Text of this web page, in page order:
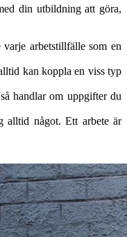
din utbildning att göra,
arbetstillfälle som en
kan koppla en viss typ
handlar om uppgifter du
alltid något. Ett arbete är